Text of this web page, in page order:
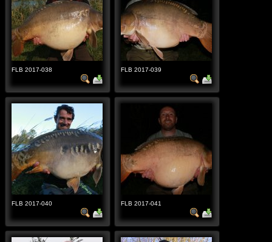
FLB 2017-038 FLB 2017-039
FLB 2017-040 FLB 2017-041